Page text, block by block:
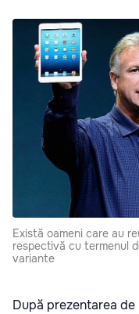
Există oameni care au
respectivă cu termenul
variante
După prezentarea de